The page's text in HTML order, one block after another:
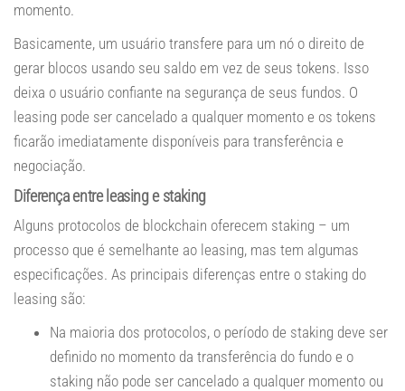
momento.
Basicamente, um usuário transfere para um nó o direito de
gerar blocos usando seu saldo em vez de seus tokens. Isso
deixa o usuário confiante na segurança de seus fundos. O
leasing pode ser cancelado a qualquer momento e os tokens
ficarão imediatamente disponíveis para transferência e
negociação.
Diferença entre leasing e staking
Alguns protocolos de blockchain oferecem staking – um
processo que é semelhante ao leasing, mas tem algumas
especificações. As principais diferenças entre o staking do
leasing são:
Na maioria dos protocolos, o período de staking deve ser
definido no momento da transferência do fundo e o
staking não pode ser cancelado a qualquer momento ou